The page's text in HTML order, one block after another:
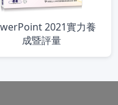
2021實力養
成暨評量